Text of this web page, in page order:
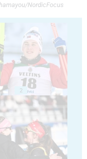
NordicFocus
2